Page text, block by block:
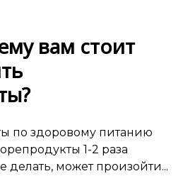
вам стоит
по здоровому питанию
1-2 раза
делать, может произойти...